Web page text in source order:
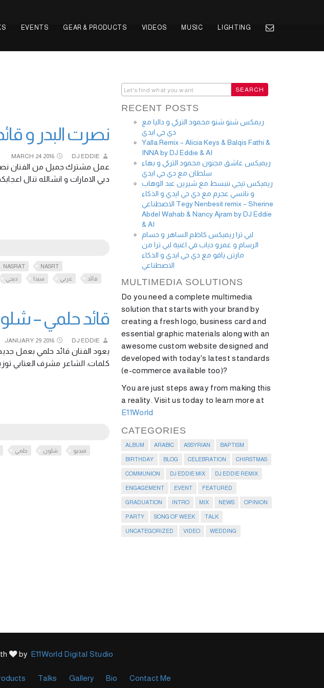
EVENTS GEAR & PRODUCTS VIDEOS MUSIC LIGHTING
نصرت البدر و
MARCH 24 2016 DJ EDDIE
عمل مشترك جميل من الفنان نصرت
دبي الامارات و انشالله تنال
NASRAT
NASRT
ديجي سيدا عربي
قائد
قائد حلمي –
JANUARY 29 2016 DJ EDDIE
يعود الفنان قائد حلمي بعمل
كلمات: الشاعر مشرف العتابي
حلمي شلون
فيديو
RECENT POSTS
ريمكس شنو شنو محمود التركي و داليا مع
دي جي ايدي
Yalla Remix – Alicia Keys & Balqis Fathi &
INNA by DJ Eddie & AI
ريميكس عاشق مجنون محمود التركي و بهاء
سلطان مع دي جي ايدي
ريميكس تيجي ننبسط مع شيرين عبد الوهاب
و نانسي عجرم مع دي جي ايدي و الذكاء
الاصطناعي Tegy Nenbesit remix – Sherine
Abdel Wahab & Nancy Ajram by DJ Eddie
& AI
لبي ترا ريميكس كاظم الساهر و حسام
الرسام و عمرو دياب في اغنية لبي ترا من
مارتن ياقو مع دي جي ايدي و الذكاء
الاصطناعي
MULTIMEDIA SOLUTIONS
Do you need a complete multimedia
solution that starts with your brand by
creating a fresh logo, business card and
essential graphic materials along with an
awesome custom website designed and
developed with today's latest standards
(e-commerce available too)?
You are just steps away from making this
a reality. Visit us today to learn more at
E11World
CATEGORIES
ALBUM ARABIC ASSYRIAN BAPTISM
BIRTHDAY BLOG CELEBRATION CHIRSTMAS
COMMUNION DJ EDDIE MIX DJ EDDIE REMIX
ENGAGEMENT EVENT FEATURED
GRADUATION INTRO MIX NEWS OPINION
PARTY SONG OF WEEK TALK
UNCATEGORIZED VIDEO WEDDING
by E11World Digital Studio
Talks Gallery Bio Contact Me